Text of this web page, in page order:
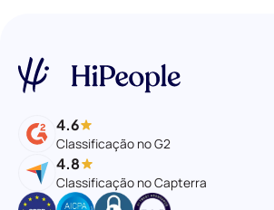
4.6
Classificação no G2
4.8
Classificação no Capterra